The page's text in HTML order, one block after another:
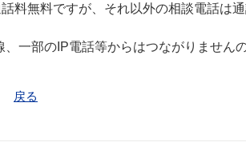
料無料ですが、それ以外の相談電話は
一部のIP電話等からはつながりません
戻る